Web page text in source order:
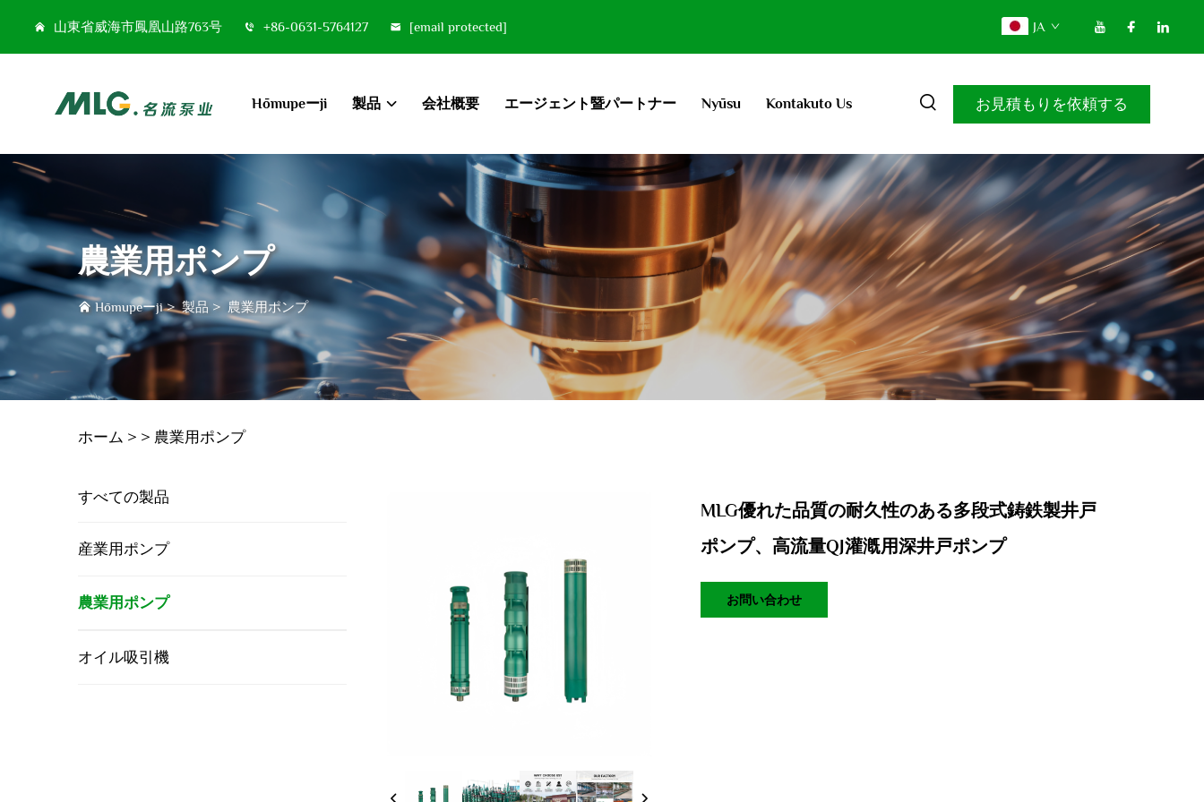
山東省威海市鳳凰山路763号 +86-0631-5764127 [email protected] JA
Hōmupeーji 製品 会社概要 エージェント暨パートナー Nyūsu Kontakuto Us お見積もりを依頼する
農業用ポンプ
Hōmupeーji>製品 > 農業用ポンプ
ホーム > > 農業用ポンプ
すべての製品
産業用ポンプ
農業用ポンプ
オイル吸引機
MLG優れた品質の耐久性のある多段式鋳鉄製井戸
ポンプ、高流量QJ灌漑用深井戸ポンプ
お問い合わせ